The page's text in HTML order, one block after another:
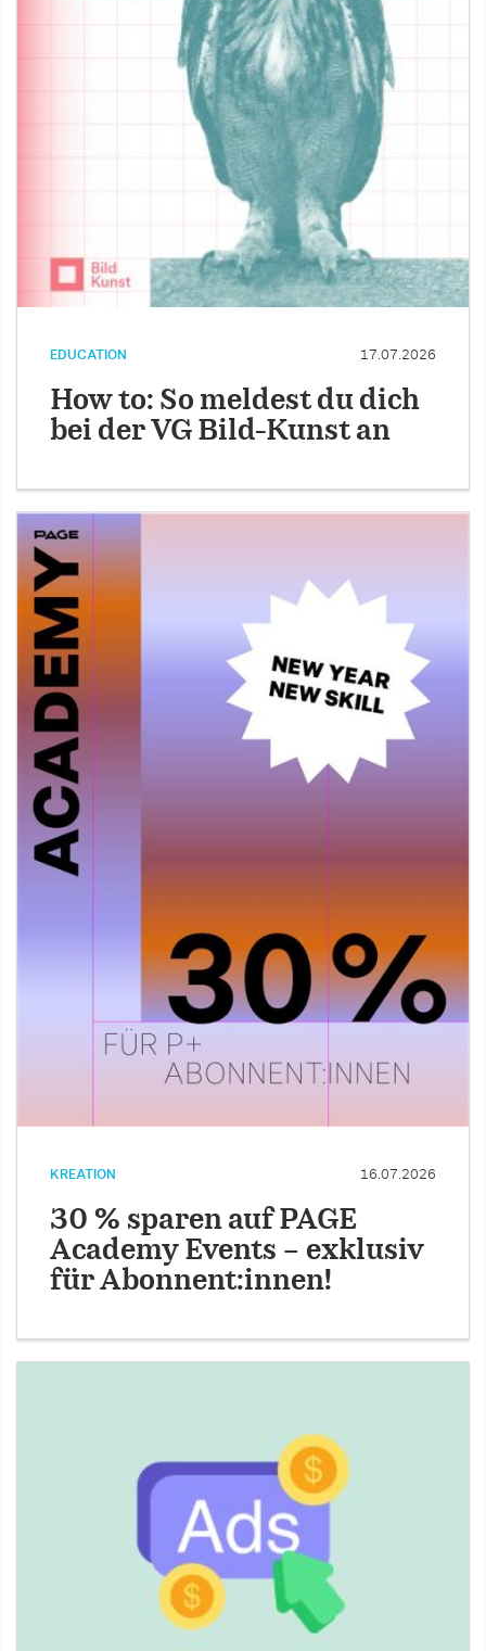
EDUCATION 17.07.2026
How to: So meldest du dich
bei der VG Bild-Kunst an
KREATION 16.07.2026
30 % sparen auf PAGE
Academy Events – exklusiv
für Abonnent:innen!